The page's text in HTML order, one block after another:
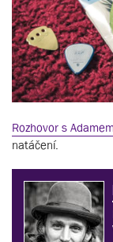
Rozhovor s
natáčení.